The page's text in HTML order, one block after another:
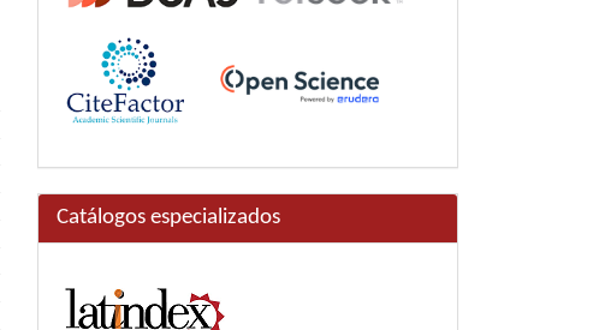
Catálogos especializados